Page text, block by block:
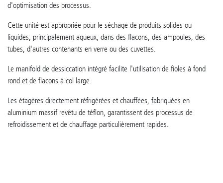
d'optimisation des processus.
Cette unité est appropriée pour le séchage de produits solides ou
liquides, principalement aqueux, dans des flacons, des ampoules, des
tubes, d'autres contenants en verre ou des cuvettes.
Le manifold de dessiccation intégré facilite l'utilisation de fioles à fond
rond et de flacons à col large.
Les étagères directement réfrigérées et chauffées, fabriquées en
aluminium massif revêtu de téflon, garantissent des processus de
refroidissement et de chauffage particulièrement rapides.